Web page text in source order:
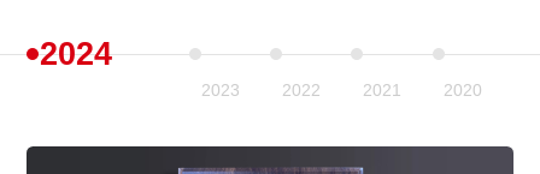
2024
2023 2022 2021 2020